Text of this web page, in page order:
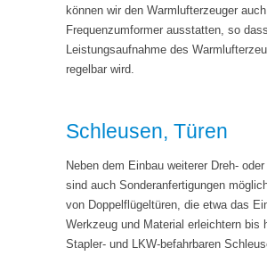
können wir den Warmlufterzeuger
Frequenzumformer ausstatten, so
Leistungsaufnahme des
regelbar wird.
Schleusen, Türen
Neben dem Einbau weiterer Dreh-
sind auch Sonderanfertigungen
von Doppelflügeltüren, die etwa das
Werkzeug und Material erleichtern bis
Stapler- und LKW-befahrbaren